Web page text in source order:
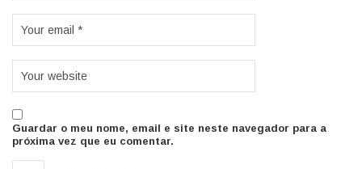
Guardar o meu nome, email e site neste navegador para a
próxima vez que eu comentar.